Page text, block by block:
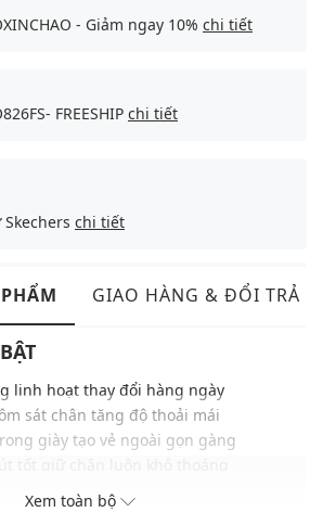
- Giảm ngay 10% chi tiết
FREESHIP chi tiết
chi tiết
GIAO HÀNG & ĐỔI TRẢ
linh hoạt thay đổi hàng ngày
sát chân tăng độ thoải mái
giày tạo vẻ ngoài gọn gàng
nhiều loại giày thể thao
Xem toàn bộ